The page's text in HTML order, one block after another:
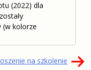
(2022) dla
(w kolorze
na szkolenie